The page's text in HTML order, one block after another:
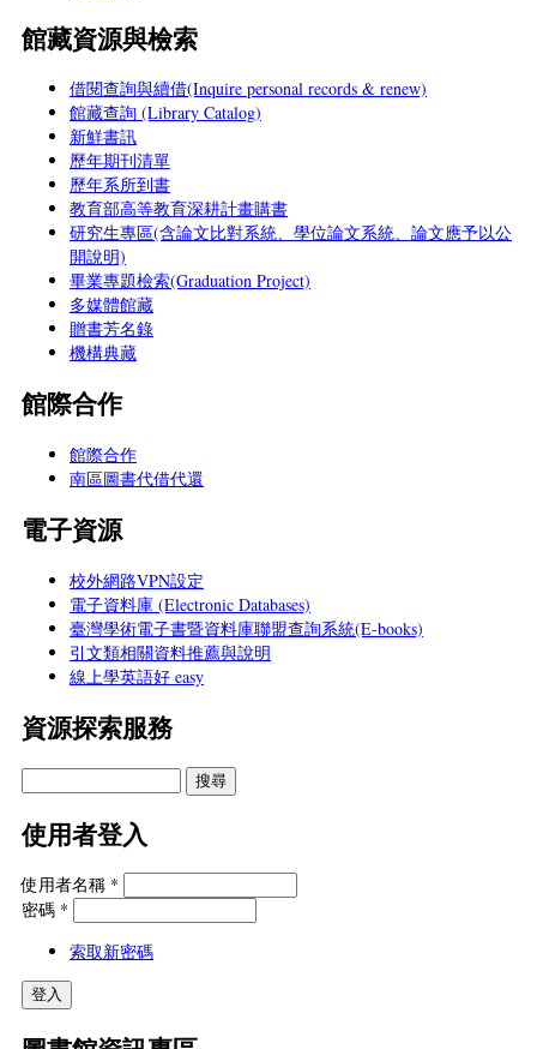
館藏資源與檢索
借閱查詢與續借(Inquire personal records & renew)
館藏查詢 (Library Catalog)
新鮮書訊
歷年期刊清單
歷年系所到書
教育部高等教育深耕計畫購書
研究生專區(含論文比對系統、學位論文系統、論文應予以公
開說明)
畢業專題檢索(Graduation Project)
多媒體館藏
贈書芳名錄
機構典藏
館際合作
館際合作
南區圖書代借代還
電子資源
校外網路VPN設定
電子資料庫 (Electronic Databases)
臺灣學術電子書暨資料庫聯盟查詢系統(E-books)
引文類相關資料推薦與說明
線上學英語好 easy
資源探索服務
使用者登入
使用者名稱 *
密碼 *
索取新密碼